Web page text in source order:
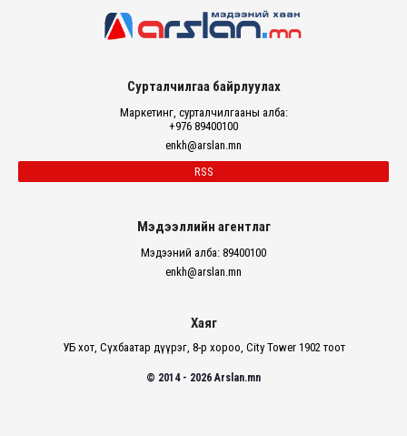
Сурталчилгаа байрлуулах
Маркетинг, сурталчилгааны алба:
+976 89400100
enkh@arslan.mn
RSS
Мэдээллийн агентлаг
Мэдээний алба: 89400100
enkh@arslan.mn
Хаяг
УБ хот, Сүхбаатар дүүрэг, 8-р хороо, City Tower 1902 тоот
© 2014 - 2026 Arslan.mn